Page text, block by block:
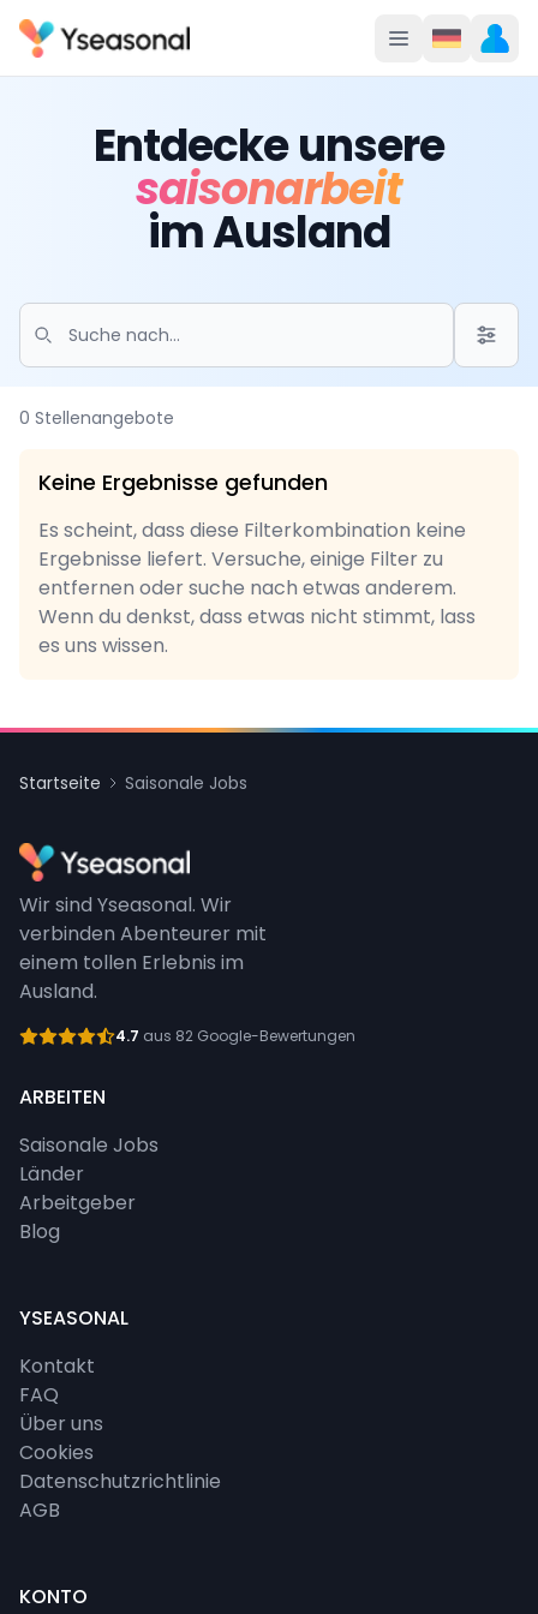
Entdecke unsere
saisonarbeit
im Ausland
0 Stellenangebote
Keine Ergebnisse gefunden
Es scheint, dass diese Filterkombination keine
Ergebnisse liefert. Versuche, einige Filter zu
entfernen oder suche nach etwas anderem.
Wenn du denkst, dass etwas nicht stimmt, lass
es uns wissen.
Startseite Saisonale Jobs
Wir sind Yseasonal. Wir
verbinden Abenteurer mit
einem tollen Erlebnis im
Ausland.
4.7 aus 82 Google-Bewertungen
ARBEITEN
Saisonale Jobs
Länder
Arbeitgeber
Blog
YSEASONAL
Kontakt
FAQ
Über uns
Cookies
Datenschutzrichtlinie
AGB
KONTO